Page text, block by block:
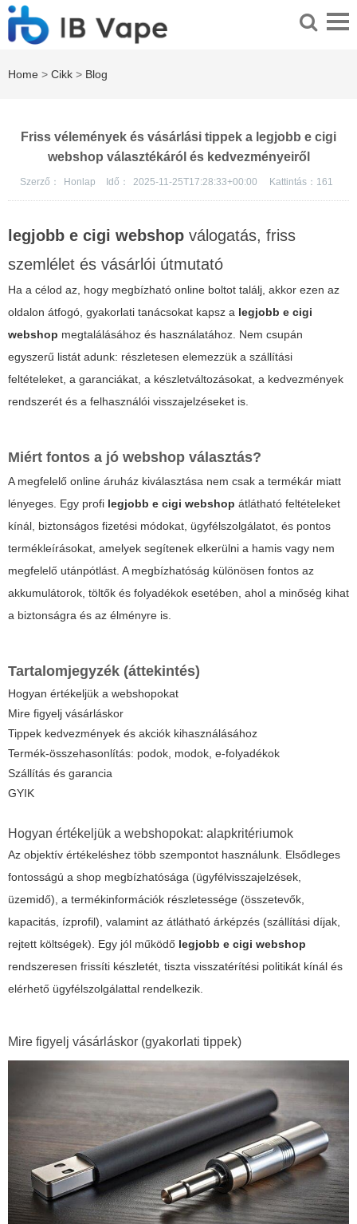
Home > Cikk > Blog
Friss vélemények és vásárlási tippek a legjobb e cigi
webshop választékáról és kedvezményeiről
Szerző： Honlap Idő： 2025-11-25T17:28:33+00:00 Kattintás： 161
legjobb e cigi webshop válogatás, friss
szemlélet és vásárlói útmutató
Ha a célod az, hogy megbízható online boltot találj, akkor ezen az
oldalon átfogó, gyakorlati tanácsokat kapsz a legjobb e cigi
webshop megtalálásához és használatához. Nem csupán
egyszerű listát adunk: részletesen elemezzük a szállítási
feltételeket, a garanciákat, a készletváltozásokat, a kedvezmények
rendszerét és a felhasználói visszajelzéseket is.
Miért fontos a jó webshop választás?
A megfelelő online áruház kiválasztása nem csak a termékár miatt
lényeges. Egy profi legjobb e cigi webshop átlátható feltételeket
kínál, biztonságos fizetési módokat, ügyfélszolgálatot, és pontos
termékleírásokat, amelyek segítenek elkerülni a hamis vagy nem
megfelelő utánpótlást. A megbízhatóság különösen fontos az
akkumulátorok, töltők és folyadékok esetében, ahol a minőség kihat
a biztonságra és az élményre is.
Tartalomjegyzék (áttekintés)
Hogyan értékeljük a webshopokat
Mire figyelj vásárláskor
Tippek kedvezmények és akciók kihasználásához
Termék-összehasonlítás: podok, modok, e-folyadékok
Szállítás és garancia
GYIK
Hogyan értékeljük a webshopokat: alapkritériumok
Az objektív értékeléshez több szempontot használunk. Elsődleges
fontosságú a shop megbízhatósága (ügyfélvisszajelzések,
üzemidő), a termékinformációk részletessége (összetevők,
kapacitás, ízprofil), valamint az átlátható árképzés (szállítási díjak,
rejtett költségek). Egy jól működő legjobb e cigi webshop
rendszeresen frissíti készletét, tiszta visszatérítési politikát kínál és
elérhető ügyfélszolgálattal rendelkezik.
Mire figyelj vásárláskor (gyakorlati tippek)